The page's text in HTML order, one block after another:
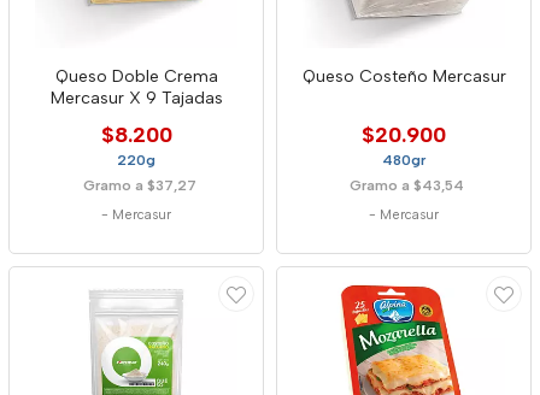
Queso Doble Crema
Mercasur X 9 Tajadas
$8.200
220g
Gramo a $37,27
- Mercasur
Queso Costeño Mercasur
$20.900
480gr
Gramo a $43,54
- Mercasur